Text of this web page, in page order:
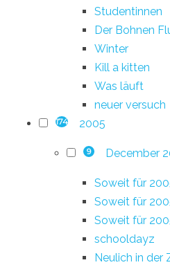
Studentinnen
Der Bohnen
Winter
Kill a kitten
Was läuft
neuer versuch
174 2005
9 December
Soweit für
Soweit für
Soweit für
schooldayz
Neulich in der